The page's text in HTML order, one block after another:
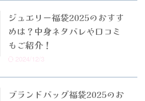
ジュエリー福袋2025のおすす
めは？中身ネタバレや口コミ
もご紹介！
2024/12/3
ブランドバッグ福袋2025のお